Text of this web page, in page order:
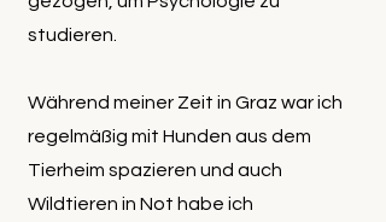
studieren.
Während meiner Zeit in Graz war ich
regelmäßig mit Hunden aus dem
Tierheim spazieren und auch
Wildtieren in Not habe ich